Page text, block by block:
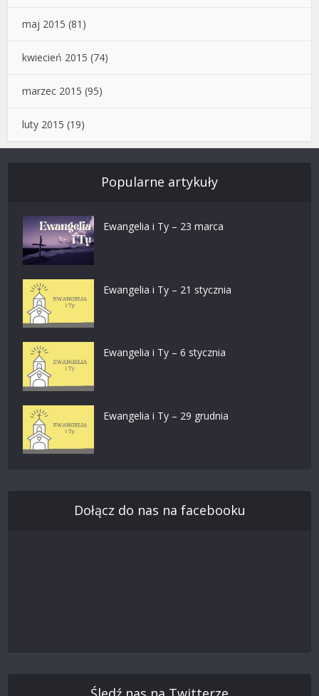
maj 2015 (81)
kwiecień 2015 (74)
marzec 2015 (95)
luty 2015 (19)
Popularne artykuły
Ewangelia i Ty – 23 marca
Ewangelia i Ty – 21 stycznia
Ewangelia i Ty – 6 stycznia
Ewangelia i Ty – 29 grudnia
Dołącz do nas na facebooku